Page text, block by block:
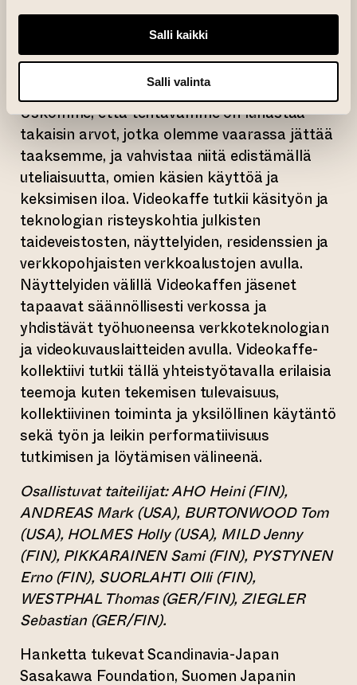
Salli kaikki
Salli valinta
toimii Pohjois-Amerikan ja Euroopan välillä.
kuvanveistossa, videotaiteessa,
performanssissa ja uusmediataiteessa.
Uskomme, että tehtävämme on lunastaa
takaisin arvot, jotka olemme vaarassa jättää
taaksemme, ja vahvistaa niitä edistämällä
uteliaisuutta, omien käsien käyttöä ja
keksimisen iloa. Videokaffe tutkii käsityön ja
teknologian risteyskohtia julkisten
taideveistosten, näyttelyiden, residenssien ja
verkkopohjaisten verkkoalustojen avulla.
Näyttelyiden välillä Videokaffen jäsenet
tapaavat säännöllisesti verkossa ja
yhdistävät työhuoneensa verkkoteknologian
ja videokuvauslaitteiden avulla. Videokaffe-
kollektiivi tutkii tällä yhteistyötavalla erilaisia
teemoja kuten tekemisen tulevaisuus,
kollektiivinen toiminta ja yksilöllinen käytäntö
sekä työn ja leikin performatiivisuus
tutkimisen ja löytämisen välineenä.
Osallistuvat taiteilijat: AHO Heini (FIN),
ANDREAS Mark (USA), BURTONWOOD Tom
(USA), HOLMES Holly (USA), MILD Jenny
(FIN), PIKKARAINEN Sami (FIN), PYSTYNEN
Erno (FIN), SUORLAHTI Olli (FIN),
WESTPHAL Thomas (GER/FIN), ZIEGLER
Sebastian (GER/FIN).
Hanketta tukevat Scandinavia-Japan
Sasakawa Foundation, Suomen Japanin